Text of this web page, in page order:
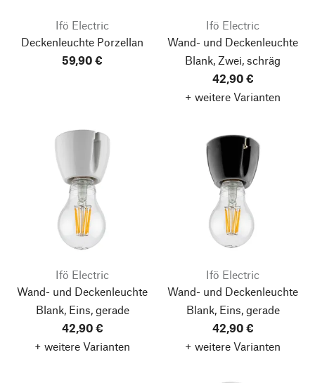
Ifö Electric
Deckenleuchte Porzellan
59,90 €
Ifö Electric
Wand- und Deckenleuchte
Blank, Zwei, schräg
42,90 €
+ weitere Varianten
Ifö Electric
Wand- und Deckenleuchte
Blank, Eins, gerade
42,90 €
+ weitere Varianten
Ifö Electric
Wand- und Deckenleuchte
Blank, Eins, gerade
42,90 €
+ weitere Varianten